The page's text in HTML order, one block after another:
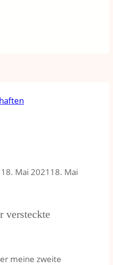
18. Mai 2021 18. Mai
versteckte
meine zweite